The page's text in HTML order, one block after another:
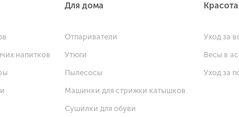
напитков
Для дома
Отпариватели
Утюги
Пылесосы
Машинки для стрижки катышков
Сушилки для обуви
Уход за
Весы в
Уход за